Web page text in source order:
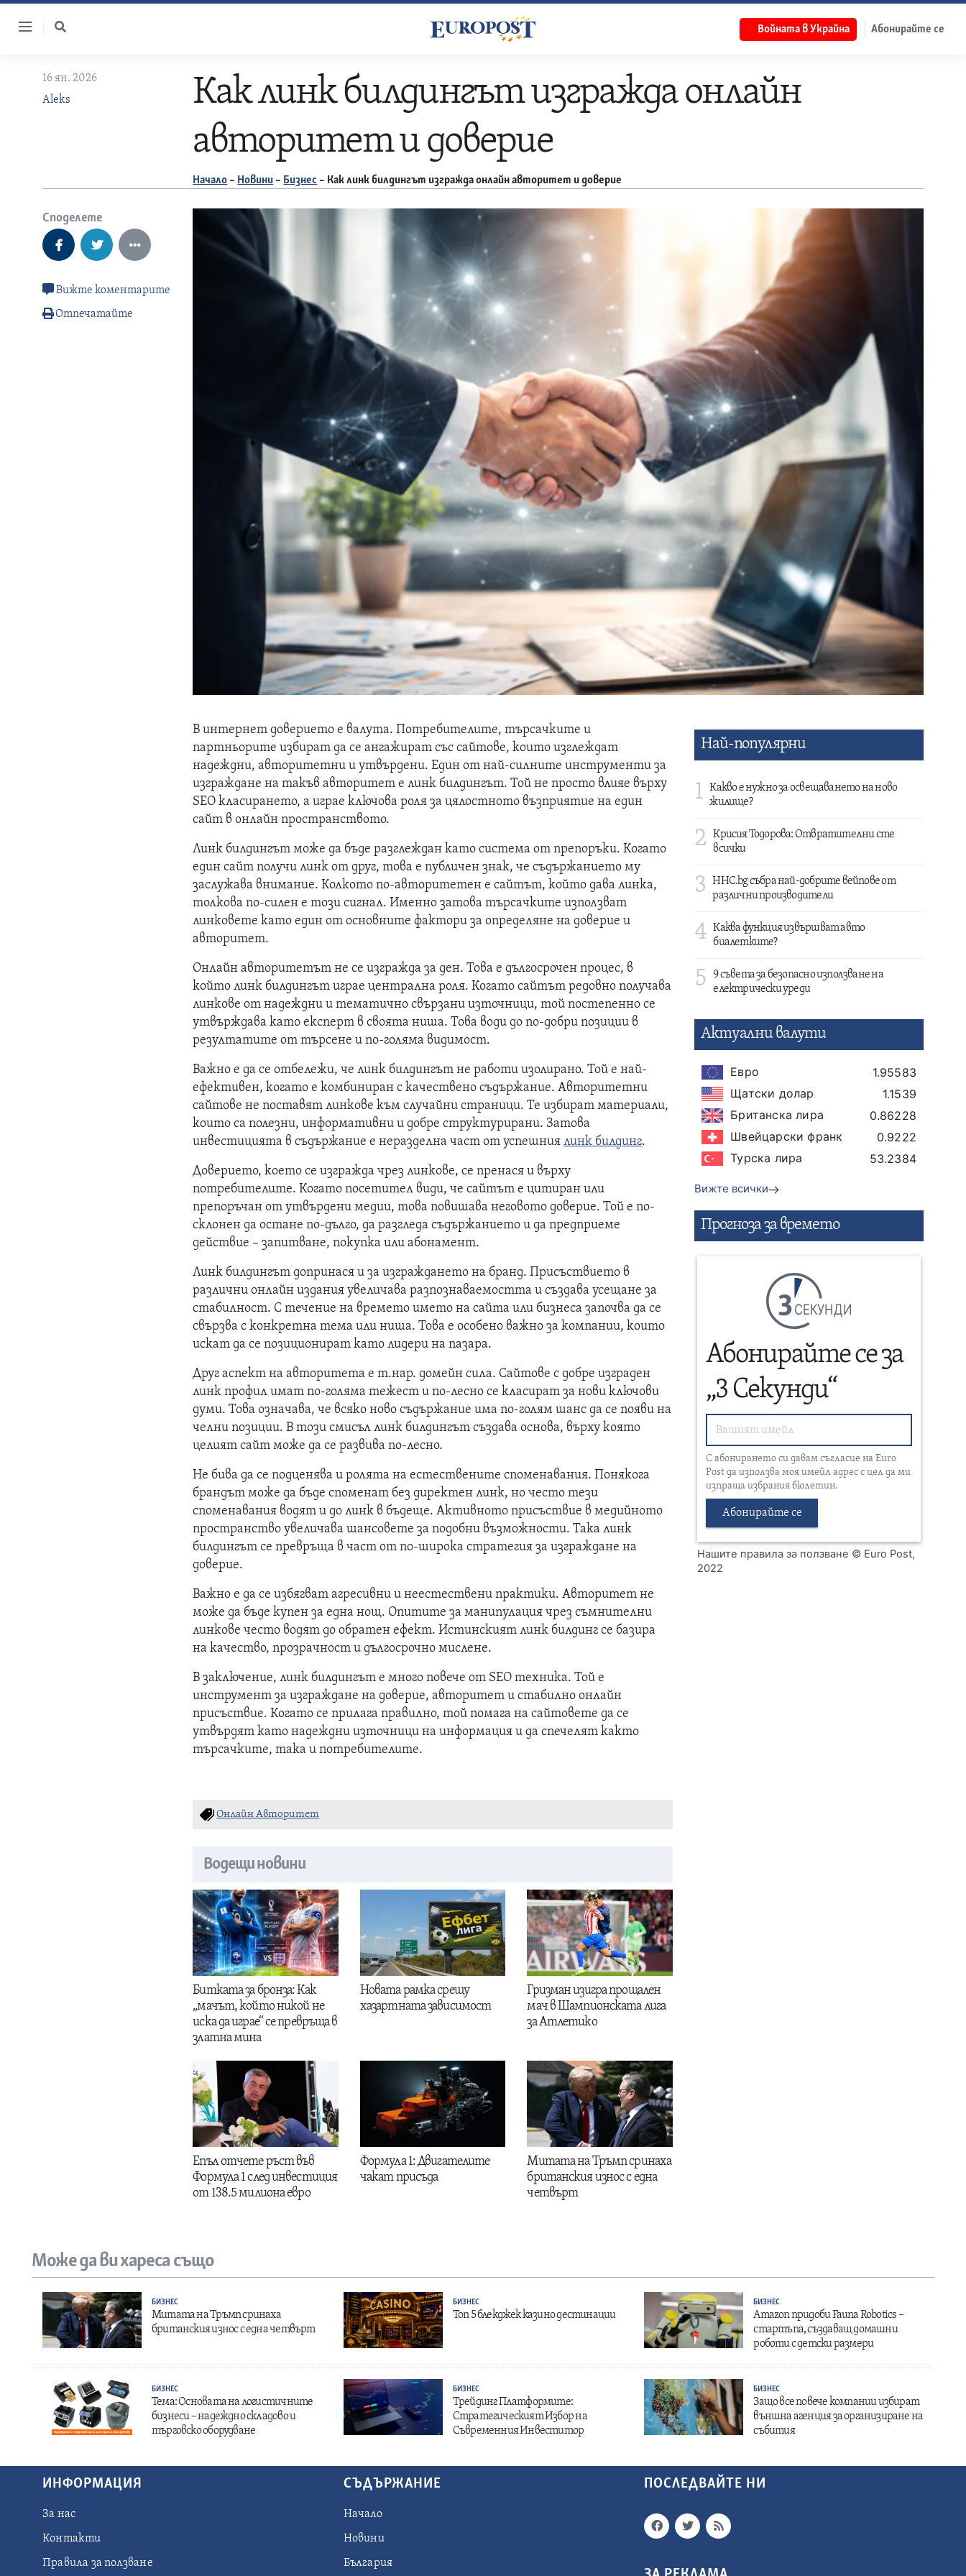
Skip
Войната в Украйна Абонирайте се
16 ян. 2026
Aleks
Как линк билдингът изгражда онлайн
авторитет и доверие
Начало – Новини – Бизнес – Как линк билдингът изгражда онлайн авторитет и доверие
Споделете
Вижте коментарите
Отпечатайте
В интернет доверието е валута. Потребителите, търсачките и
партньорите избират да се ангажират със сайтове, които изглеждат
надеждни, авторитетни и утвърдени. Един от най-силните инструменти за
изграждане на такъв авторитет е линк билдингът. Той не просто влияе върху
SEO класирането, а играе ключова роля за цялостното възприятие на един
сайт в онлайн пространството.
Линк билдингът може да бъде разглеждан като система от препоръки. Когато
един сайт получи линк от друг, това е публичен знак, че съдържанието му
заслужава внимание. Колкото по-авторитетен е сайтът, който дава линка,
толкова по-силен е този сигнал. Именно затова търсачките използват
линковете като един от основните фактори за определяне на доверие и
авторитет.
Онлайн авторитетът не се изгражда за ден. Това е дългосрочен процес, в
който линк билдингът играе централна роля. Когато сайтът редовно получава
линкове от надеждни и тематично свързани източници, той постепенно се
утвърждава като експерт в своята ниша. Това води до по-добри позиции в
резултатите от търсене и по-голяма видимост.
Важно е да се отбележи, че линк билдингът не работи изолирано. Той е най-
ефективен, когато е комбиниран с качествено съдържание. Авторитетни
сайтове не поставят линкове към случайни страници. Те избират материали,
които са полезни, информативни и добре структурирани. Затова
инвестицията в съдържание е неразделна част от успешниялинк билдинг.
Доверието, което се изгражда чрез линкове, се пренася и върху
потребителите. Когато посетител види, че сайтът е цитиран или
препоръчан от утвърдени медии, това повишава неговото доверие. Той е по-
склонен да остане по-дълго, да разгледа съдържанието и да предприеме
действие – запитване, покупка или абонамент.
Линк билдингът допринася и за изграждането на бранд. Присъствието в
различни онлайн издания увеличава разпознаваемостта и създава усещане за
стабилност. С течение на времето името на сайта или бизнеса започва да се
свързва с конкретна тема или ниша. Това е особено важно за компании, които
искат да се позиционират като лидери на пазара.
Друг аспект на авторитета е т.нар. домейн сила. Сайтове с добре изграден
линк профил имат по-голяма тежест и по-лесно се класират за нови ключови
думи. Това означава, че всяко ново съдържание има по-голям шанс да се появи на
челни позиции. В този смисъл линк билдингът създава основа, върху която
целият сайт може да се развива по-лесно.
Не бива да се подценява и ролята на естествените споменавания. Понякога
брандът може да бъде споменат без директен линк, но често тези
споменавания водят и до линк в бъдеще. Активното присъствие в медийното
пространство увеличава шансовете за подобни възможности. Така линк
билдингът се превръща в част от по-широка стратегия за изграждане на
доверие.
Важно е да се избягват агресивни и неестествени практики. Авторитет не
може да бъде купен за една нощ. Опитите за манипулация чрез съмнителни
линкове често водят до обратен ефект. Истинският линк билдинг се базира
на качество, прозрачност и дългосрочно мислене.
В заключение, линк билдингът е много повече от SEO техника. Той е
инструмент за изграждане на доверие, авторитет и стабилно онлайн
присъствие. Когато се прилага правилно, той помага на сайтовете да се
утвърдят като надеждни източници на информация и да спечелят както
търсачките, така и потребителите.
Онлайн Авторитет
Водещи новини
Битката за бронза: Как
„мачът, който никой не
иска да играе“ се превръща в
златна мина
Новата рамка срещу
хазартната зависимост
Гризман изигра прощален
мач в Шампионската лига
за Атлетико
Епъл отчете ръст във
Формула 1 след инвестиция
от 138.5 милиона евро
Формула 1: Двигателите
чакат присъда
Митата на Тръмп сринаха
британския износ с една
четвърт
Най-популярни
1
Какво е нужно за освещаването на ново
жилище?
2
Крисия Тодорова: Отвратителни сте
всички
3
HHC.bg събра най-добрите вейпове от
различни производители
4 Каква функция извършват авто
биалетките?
5
9 съвета за безопасно използване на
електрически уреди
Актуални валути
Евро
1.95583
Щатски долар
1.1539
Британска лира
0.86228
Швейцарски франк
0.9222
Турска лира
53.2384
Вижте всички
Прогнозa за времето
СЕКУНДИ
Абонирайте се за
„3 Секунди“
С абонирането си давам съгласие на Euro
Post да използва моя имейл адрес с цел да ми
изпраща избрания бюлетин.
Абонирайте се
Нашите правила за ползване © Euro Post,
2022
Може да ви хареса също
БИЗНЕС
Митата на Тръмп сринаха
британския износ с една четвърт
БИЗНЕС
Топ 5 блекджек казино дестинации
БИЗНЕС
Amazon придоби Fauna Robotics –
стартъпа, създаващ домашни
роботи с детски размери
БИЗНЕС
Тема: Основата на логистичните
бизнеси – надеждно складово и
търговско оборудване
БИЗНЕС
Трейдинг Платформите:
Стратегическият Избор на
Съвременния Инвеститор
БИЗНЕС
Защо все повече компании избират
външна агенция за организиране на
събития
ИНФОРМАЦИЯ
За нас
Контакти
Правила за ползване
СЪДЪРЖАНИЕ
Начало
Новини
България
ПОСЛЕДВАЙТЕ НИ